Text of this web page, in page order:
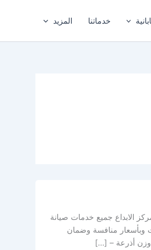
خدماتنا المزيد
الابداع جميع خدمات صيانة
وبأسعار منافسة وضمان
وزن أذرعة – […]